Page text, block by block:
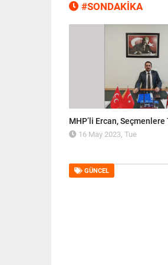
#SONDAKİKA
MHP’li Ercan,
16 May 2023, Tue
GÜNCEL